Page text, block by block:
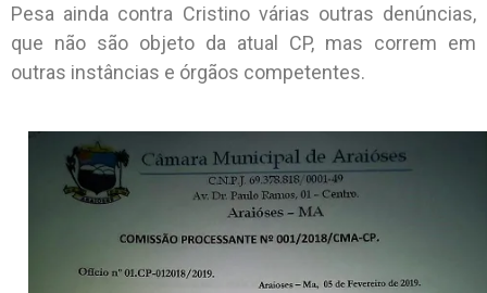
Pesa ainda contra Cristino várias outras denúncias,
que não são objeto da atual CP, mas correm em
outras instâncias e órgãos competentes.